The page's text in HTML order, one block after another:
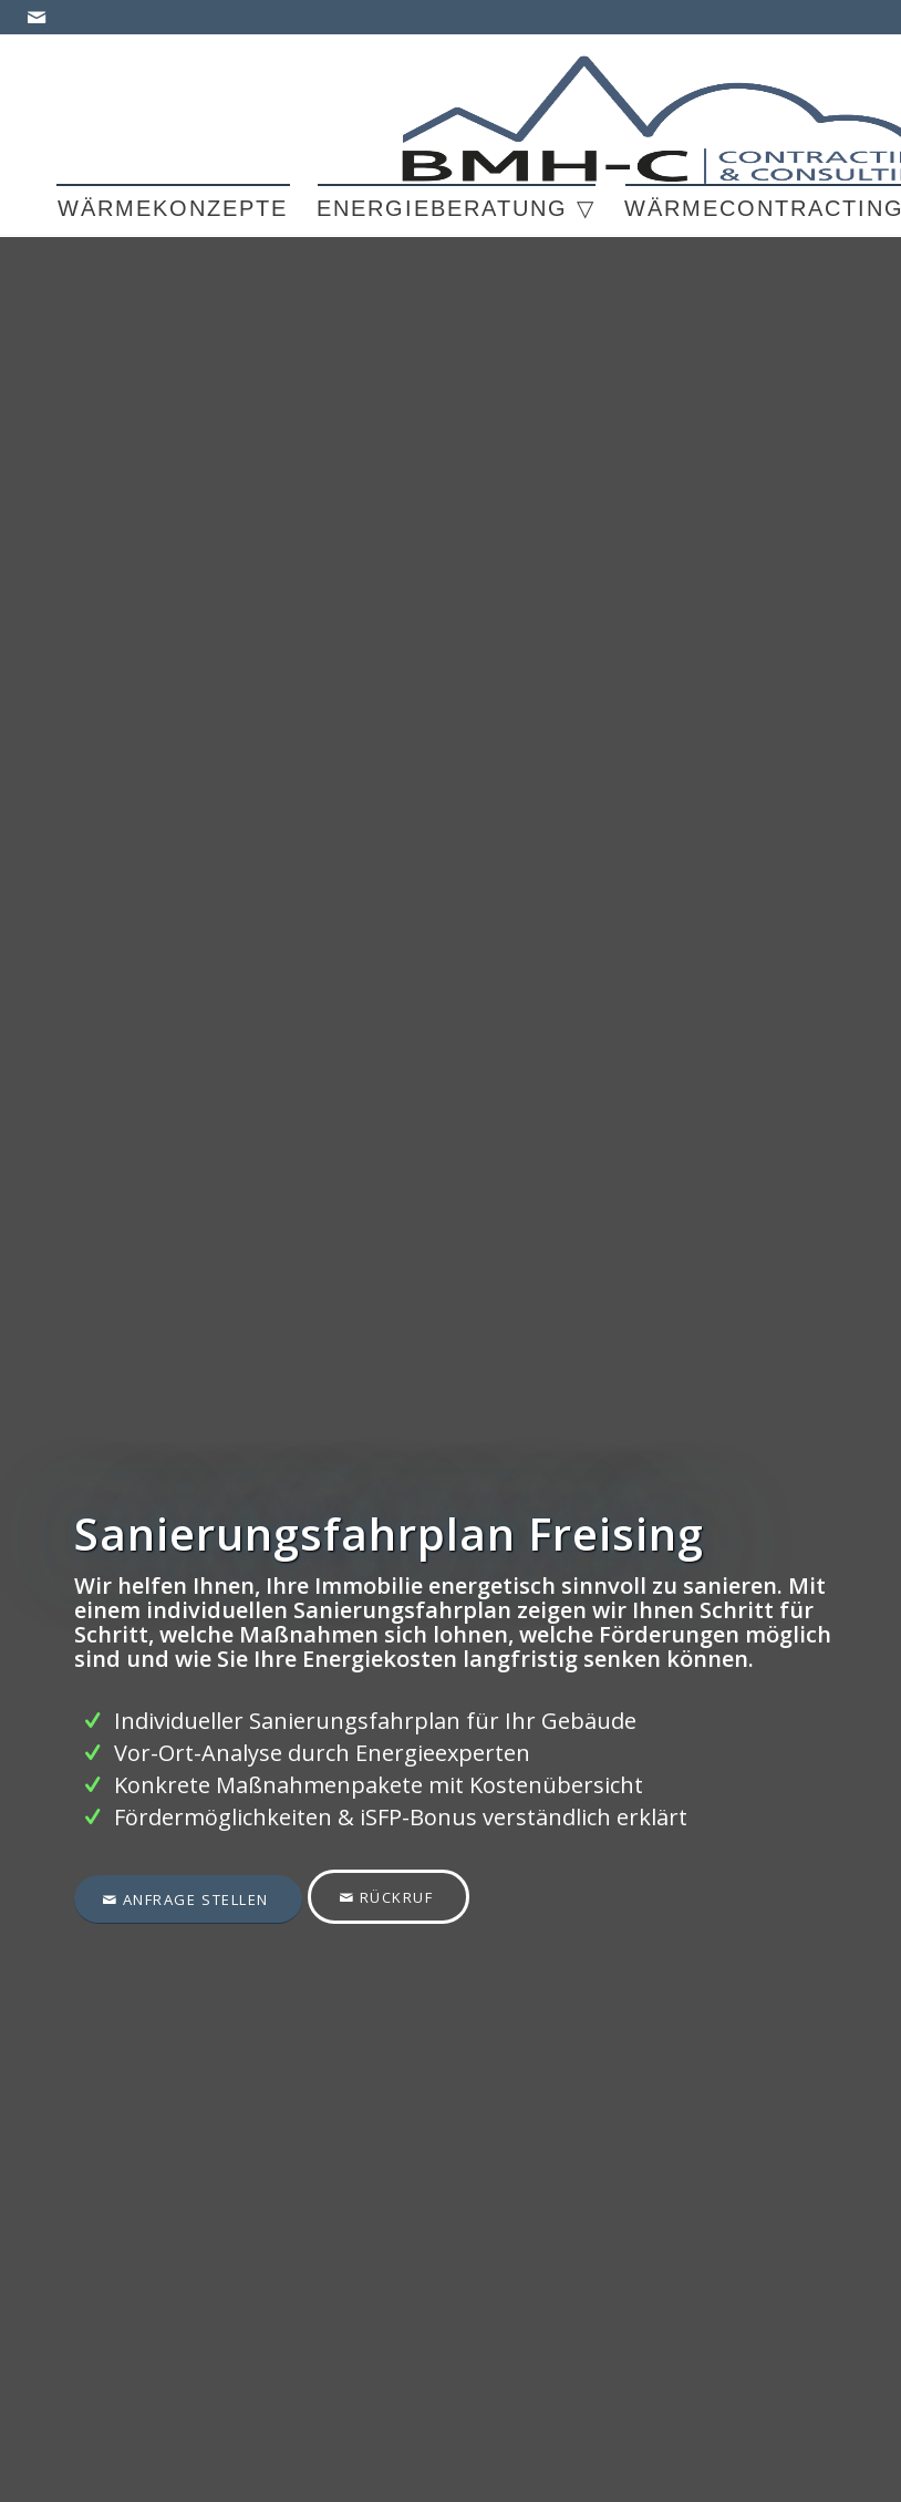
WÄRMEKONZEPTE ENERGIEBERATUNG ▽ WÄRMECONTRACTING
Sanierungsfahrplan Freising
Wir helfen Ihnen, Ihre Immobilie energetisch sinnvoll zu sanieren. Mit
einem individuellen Sanierungsfahrplan zeigen wir Ihnen Schritt für
Schritt, welche Maßnahmen sich lohnen, welche Förderungen möglich
sind und wie Sie Ihre Energiekosten langfristig senken können.
Individueller Sanierungsfahrplan für Ihr Gebäude
Vor-Ort-Analyse durch Energieexperten
Konkrete Maßnahmenpakete mit Kostenübersicht
Fördermöglichkeiten & iSFP-Bonus verständlich erklärt
ANFRAGE STELLEN RÜCKRUF